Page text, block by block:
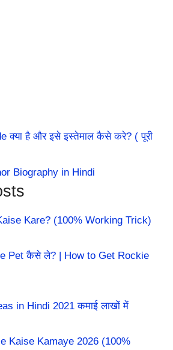
क्या है और इसे इस्तेमाल कैसे करे? ( पूरी
Biography in Hindi
Kare? (100% Working Trick)
Pet कैसे ले? | How to Get Rockie
in Hindi 2021 कमाई लाखों में
Kaise Kamaye 2026 (100%